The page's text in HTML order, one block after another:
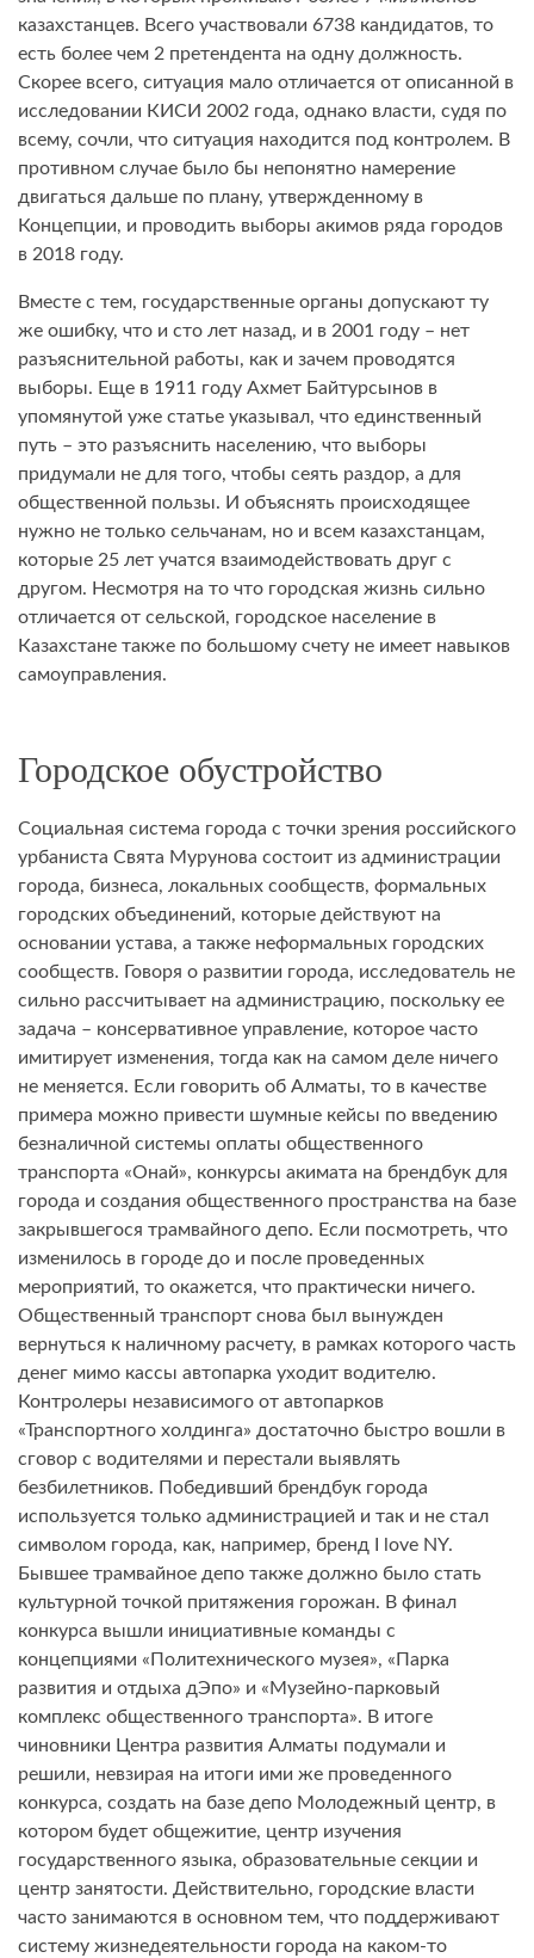
казахстанцев. Всего участвовали 6738 кандидатов, то
есть более чем 2 претендента на одну должность.
Скорее всего, ситуация мало отличается от описанной в
исследовании КИСИ 2002 года, однако власти, судя по
всему, сочли, что ситуация находится под контролем. В
противном случае было бы непонятно намерение
двигаться дальше по плану, утвержденному в
Концепции, и проводить выборы акимов ряда городов
в 2018 году.
Вместе с тем, государственные органы допускают ту
же ошибку, что и сто лет назад, и в 2001 году – нет
разъяснительной работы, как и зачем проводятся
выборы. Еще в 1911 году Ахмет Байтурсынов в
упомянутой уже статье указывал, что единственный
путь – это разъяснить населению, что выборы
придумали не для того, чтобы сеять раздор, а для
общественной пользы. И объяснять происходящее
нужно не только сельчанам, но и всем казахстанцам,
которые 25 лет учатся взаимодействовать друг с
другом. Несмотря на то что городская жизнь сильно
отличается от сельской, городское население в
Казахстане также по большому счету не имеет навыков
самоуправления.
Городское обустройство
Социальная система города с точки зрения российского
урбаниста Свята Мурунова состоит из администрации
города, бизнеса, локальных сообществ, формальных
городских объединений, которые действуют на
основании устава, а также неформальных городских
сообществ. Говоря о развитии города, исследователь не
сильно рассчитывает на администрацию, поскольку ее
задача – консервативное управление, которое часто
имитирует изменения, тогда как на самом деле ничего
не меняется. Если говорить об Алматы, то в качестве
примера можно привести шумные кейсы по введению
безналичной системы оплаты общественного
транспорта «Онай», конкурсы акимата на брендбук для
города и создания общественного пространства на базе
закрывшегося трамвайного депо. Если посмотреть, что
изменилось в городе до и после проведенных
мероприятий, то окажется, что практически ничего.
Общественный транспорт снова был вынужден
вернуться к наличному расчету, в рамках которого часть
денег мимо кассы автопарка уходит водителю.
Контролеры независимого от автопарков
«Транспортного холдинга» достаточно быстро вошли в
сговор с водителями и перестали выявлять
безбилетников. Победивший брендбук города
используется только администрацией и так и не стал
символом города, как, например, бренд I love NY.
Бывшее трамвайное депо также должно было стать
культурной точкой притяжения горожан. В финал
конкурса вышли инициативные команды с
концепциями «Политехнического музея», «Парка
развития и отдыха дЭпо» и «Музейно-парковый
комплекс общественного транспорта». В итоге
чиновники Центра развития Алматы подумали и
решили, невзирая на итоги ими же проведенного
конкурса, создать на базе депо Молодежный центр, в
котором будет общежитие, центр изучения
государственного языка, образовательные секции и
центр занятости. Действительно, городские власти
часто занимаются в основном тем, что поддерживают
систему жизнедеятельности города на каком-то